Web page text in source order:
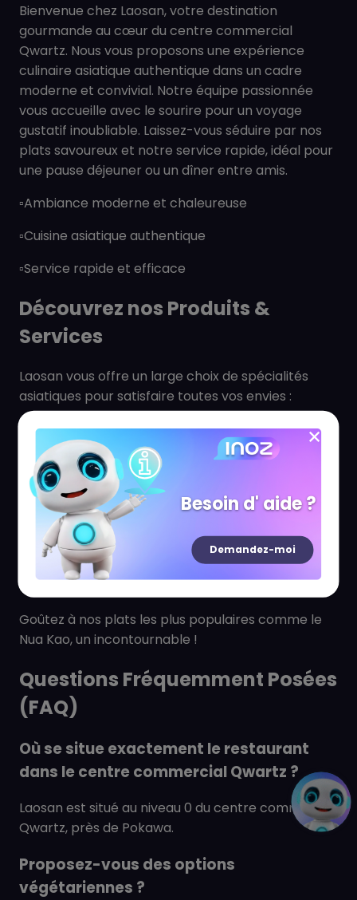
Bienvenue chez Laosan, votre destination
gourmande au cœur du centre commercial
Qwartz. Nous vous proposons une expérience
culinaire asiatique authentique dans un cadre
moderne et convivial. Notre équipe passionnée
vous accueille avec le sourire pour un voyage
gustatif inoubliable. Laissez-vous séduire par nos
plats savoureux et notre service rapide, idéal pour
une pause déjeuner ou un dîner entre amis.
▫️Ambiance moderne et chaleureuse
▫️Cuisine asiatique authentique
▫️Service rapide et efficace
Découvrez nos Produits &
Services
Laosan vous offre un large choix de spécialités
asiatiques pour satisfaire toutes vos envies :
▫️Riz frits et plats de nouilles signature (Kao Pad
Crousty, Sie Yai, Pad Thaï)
▫️Options végétariennes variées
▫️Desserts exotiques (Cheesecake fruit de la
passion, Mango Sticky Rice)
▫️Boissons classiques et exotiques, bières locales, jus
de fruits tropicaux
Goûtez à nos plats les plus populaires comme le
Nua Kao, un incontournable !
Questions Fréquemment Posées
(FAQ)
Où se situe exactement le restaurant
dans le centre commercial Qwartz ?
Laosan est situé au niveau 0 du centre commercial
Qwartz, près de Pokawa.
Proposez-vous des options
végétariennes ?
Besoin d' aide ?
Demandez-moi